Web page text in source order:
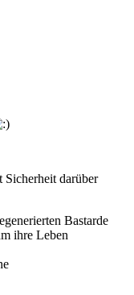
Sicherheit darüber
Bastarde
ihre Leben